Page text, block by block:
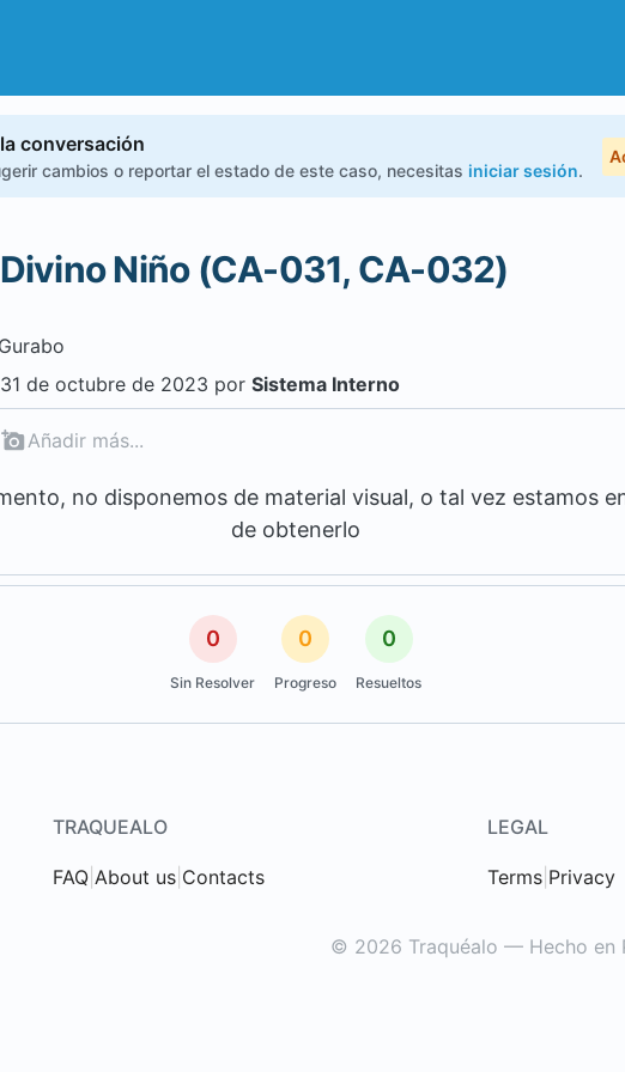
conversación
cambios o reportar el estado de este caso, necesitas iniciar sesión.
Niño (CA-031, CA-032)
Gurabo
31 de octubre de 2023 por Sistema Interno
Añadir más...
no disponemos de material visual, o tal vez estamos
de obtenerlo
0
Sin Resolver
0
Progreso
0
Resueltos
TRAQUEALO
FAQ About us Contacts
LEGAL
Terms Privacy
© 2026 Traquéalo — Hecho en